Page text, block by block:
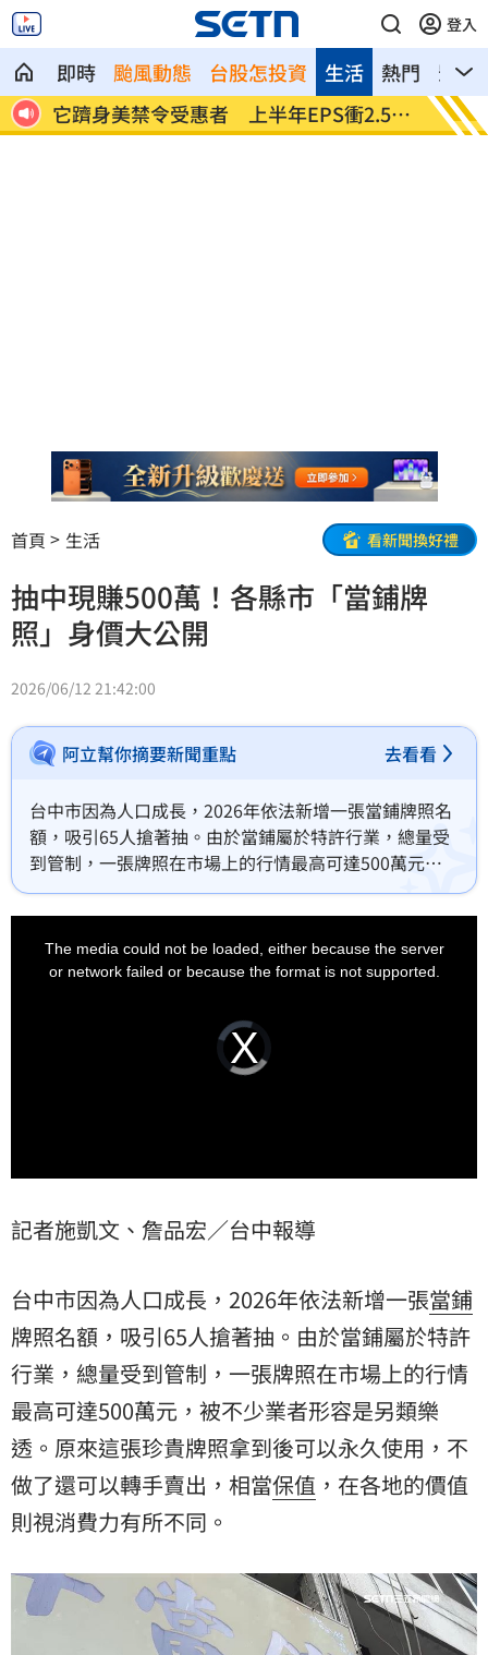
登入
即時 颱風動態 台股怎投資 熱門 影音
生活
朝
它躋身美禁令受惠者 上半年EPS衝2.58
元
高溫
首頁 生活 看新聞換好禮
抽中現賺500萬！各縣市「當鋪牌
照」身價大公開
2026/06/12 21:42:00
阿立幫你摘要新聞重點 去看看
台中市因為人口成長，2026年依法新增一張當鋪牌照名
額，吸引65人搶著抽。由於當鋪屬於特許行業，總量受
到管制，一張牌照在市場上的行情最高可達500萬元，
被不少業者形容是另類樂透。原來這張珍貴牌照拿到後
可以永久使用，不做了還可以轉手賣出，相當保值，在
各地的價值則視消費力有所不同。
Video
Player
loading.
The media could not be loaded, either because the server
or network failed or because the format is not supported.
記者施凱文、詹品宏／台中報導
台中市因為人口成長，2026年依法新增一張當鋪
牌照名額，吸引65人搶著抽。由於當鋪屬於特許
行業，總量受到管制，一張牌照在市場上的行情
最高可達500萬元，被不少業者形容是另類樂
透。原來這張珍貴牌照拿到後可以永久使用，不
做了還可以轉手賣出，相當保值 ，在各地的價值
則視消費力有所不同。